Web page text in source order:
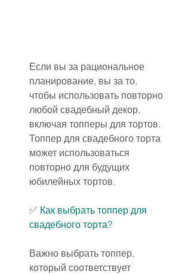
Если вы за рациональное
планирование, вы за то,
чтобы использовать повторно
любой свадебный декор,
включая топперы для тортов.
Топпер для свадебного торта
может использоваться
повторно для будущих
юбилейных тортов.
✅ Как выбрать топпер для
свадебного торта?
Важно выбрать топпер,
который соответствует